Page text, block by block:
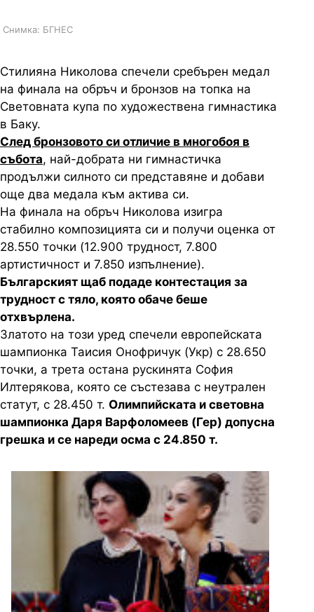
Снимка: БГНЕС
Стилияна Николова спечели сребърен медал
на финала на обръч и бронзов на топка на
Световната купа по художествена гимнастика
в Баку.
След бронзовото си отличие в многобоя в
събота, най-добрата ни гимнастичка
продължи силното си представяне и добави
още два медала към актива си.
На финала на обръч Николова изигра
стабилно композицията си и получи оценка от
28.550 точки (12.900 трудност, 7.800
артистичност и 7.850 изпълнение).
Българският щаб подаде контестация за
трудност с тяло, която обаче беше
отхвърлена.
Златото на този уред спечели европейската
шампионка Таисия Онофричук (Укр) с 28.650
точки, а трета остана рускинята София
Илтерякова, която се състезава с неутрален
статут, с 28.450 т. Олимпийската и световна
шампионка Даря Варфоломеев (Гер) допусна
грешка и се нареди осма с 24.850 т.